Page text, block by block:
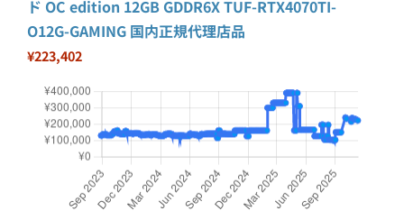
ド OC edition 12GB GDDR6X TUF-RTX4070TI-
O12G-GAMING 国内正規代理店品
¥223,402